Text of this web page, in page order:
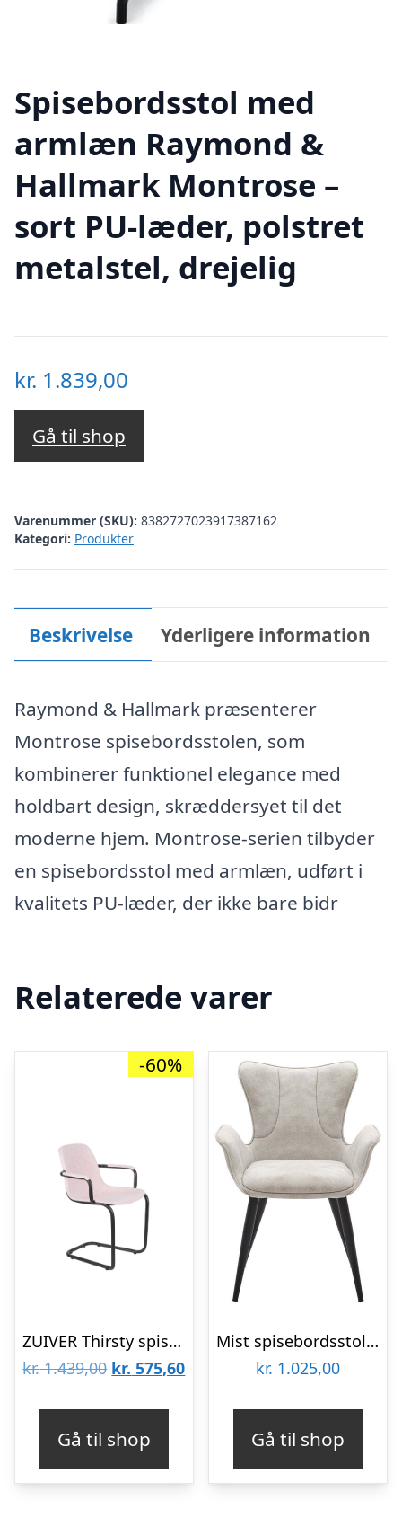
Spisebordsstol med
armlæn Raymond &
Hallmark Montrose –
sort PU-læder, polstret
metalstel, drejelig
kr. 1.839,00
Gå til shop
Varenummer (SKU): 8382727023917387162
Kategori: Produkter
Beskrivelse Yderligere information
Raymond & Hallmark præsenterer
Montrose spisebordsstolen, som
kombinerer funktionel elegance med
holdbart design, skræddersyet til det
moderne hjem. Montrose-serien tilbyder
en spisebordsstol med armlæn, udført i
kvalitets PU-læder, der ikke bare bidr
Relaterede varer
-60%
ZUIVER Thirsty spisebordsstol, m. armlæn, stabelbar – lyserød genbrugt PET og sort stål
kr.1.439,00 Den
var:
kr. 1.439,00.
kr. 575,60Den
kr. 575,60.
Gå til shop
Mist spisebordsstol med armlæn i grå
kr. 1.025,00
Gå til shop